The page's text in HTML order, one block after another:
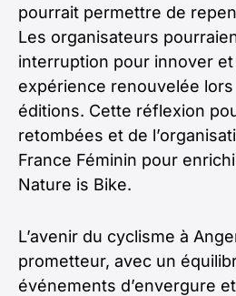
pourrait permettre de
Les organisateurs
interruption pour innover
expérience renouvelée
éditions. Cette réflexion
retombées et de
France Féminin pour
Nature is Bike.
L’avenir du cyclisme à
prometteur, avec un
événements d’envergure